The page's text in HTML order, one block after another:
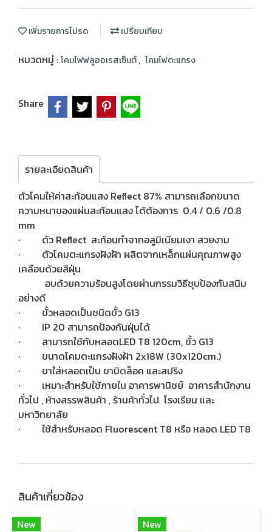
เพิ่มรายการโปรด เปรียบเทียบ
หมวดหมู่ :โคมไฟฟลูออเรสเซ็นต์, โคมไฟตะแกรง
Share
รายละเอียดสินค้า
ตัวโคมให้ค่าสะท้อนแสง Reflect 87% สามารถเลือกขนาด
ความหนาของแผ่นสะท้อนแสง ได้ต้องการ 0.4 / 0.6 /0.8
mm
· ตัว Reflect สะท้อนทำจากอลูมิเนียมเงา สวยงาม
· ตัวโคมตะแกรงฝังฝ้า ผลิตจากเหล็กแผ่นคุณภาพสูง
เคลือบด้วยสีฝุ่น
อบด้วยความร้อนสูงโดยผ่านกรรมวิธีชุบป้องกันสนิม
อย่างดี
· ขั้วหลอดเป็นชนิดขั้ว G13
· IP 20 สามารถป้องกันฝุ่นได้
· สามารถใช้กับหลอดLED T8 120cm, ขั้ว G13
· ขนาดโคมตะแกรงฝังฝ้า 2x18W (30x120cm.)
· ขาใส่หลอดเป็น ขาบิดล็อค และสปริง
· เหมาะสำหรับใช้ภายใน อาคารพานิชย์ อาคารสำนักงาน
ทั่วไป , ห้างสรรพสินค้า , ร้านค้าทั่วไป โรงเรียน และ
มหาวิทยาลัย
· ใช้สำหรับหลอด Fluorescent T8 หรือ หลอด LED T8
สินค้าเกี่ยวข้อง
New
New